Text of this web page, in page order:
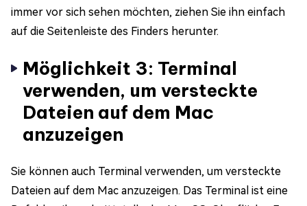
immer vor sich sehen möchten, ziehen Sie ihn einfach
auf die Seitenleiste des Finders herunter.
Möglichkeit 3: Terminal
verwenden, um versteckte
Dateien auf dem Mac
anzuzeigen
Sie können auch Terminal verwenden, um versteckte
Dateien auf dem Mac anzuzeigen. Das Terminal ist eine